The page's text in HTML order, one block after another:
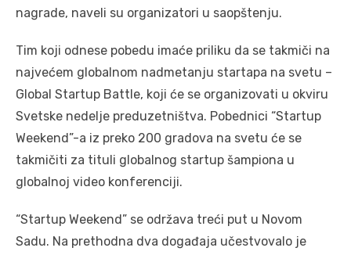
nagrade, naveli su organizatori u saopštenju.
Tim koji odnese pobedu imaće priliku da se takmiči na
najvećem globalnom nadmetanju startapa na svetu –
Global Startup Battle, koji će se organizovati u okviru
Svetske nedelje preduzetništva. Pobednici “Startup
Weekend”-a iz preko 200 gradova na svetu će se
takmičiti za tituli globalnog startup šampiona u
globalnoj video konferenciji.
“Startup Weekend” se održava treći put u Novom
Sadu. Na prethodna dva događaja učestvovalo je